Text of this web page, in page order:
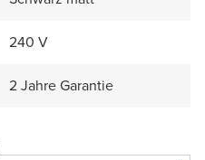
240 V
2 Jahre Garantie